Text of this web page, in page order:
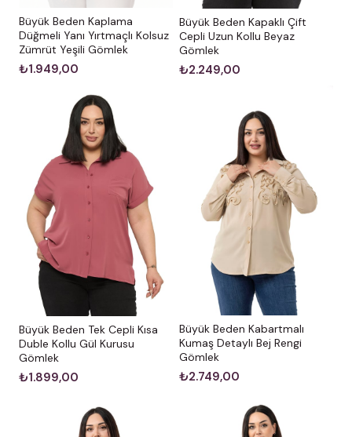
Büyük Beden Kaplama
Düğmeli Yanı Yırtmaçlı Kolsuz
Zümrüt Yeşili Gömlek
₺1.949,00
Büyük Beden Kapaklı Çift
Cepli Uzun Kollu Beyaz
Gömlek
₺2.249,00
Büyük Beden Tek Cepli Kısa
Duble Kollu Gül Kurusu
Gömlek
₺1.899,00
Büyük Beden Kabartmalı
Kumaş Detaylı Bej Rengi
Gömlek
₺2.749,00